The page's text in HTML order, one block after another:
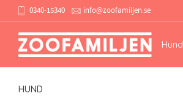
0340-15340 info@zoofamiljen.se
Hund
HUND